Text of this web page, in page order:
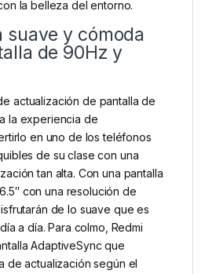
la belleza del entorno.
suave y cómoda
de 90Hz y
actualización de pantalla de
la experiencia de
en uno de los teléfonos
de su clase con una
tan alta. Con una pantalla
con una resolución de
de lo suave que es
a día. Para colmo, Redmi
AdaptiveSync que
de actualización según el